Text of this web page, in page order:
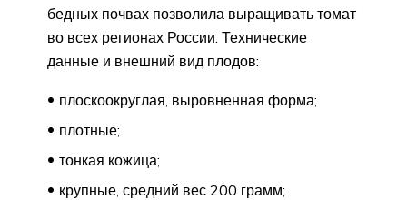
бедных почвах позволила выращивать томат
во всех регионах России. Технические
данные и внешний вид плодов:
плоскоокруглая, выровненная форма;
плотные;
тонкая кожица;
крупные, средний вес 200 грамм;